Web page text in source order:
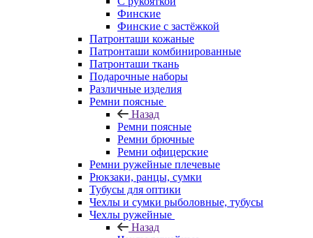
Финские
Финские с застёжкой
Патронташи кожаные
Патронташи комбинированные
Патронташи ткань
Подарочные наборы
Различные изделия
Ремни поясные
Назад
Ремни поясные
Ремни брючные
Ремни офицерские
Ремни ружейные плечевые
Рюкзаки, ранцы, сумки
Тубусы для оптики
Чехлы и сумки рыболовные, тубусы
Чехлы ружейные
Назад